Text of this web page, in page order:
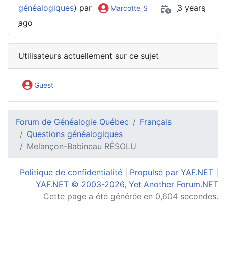
généalogiques) par Marcotte_S
3 years
ago
Utilisateurs actuellement sur ce sujet
Guest
Forum de Généalogie Québec
Français
Questions généalogiques
Melançon-Babineau RÉSOLU
Politique de confidentialité Propulsé par YAF.NET
YAF.NET © 2003-2026, Yet Another Forum.NET
Cette page a été générée en 0,604 secondes.